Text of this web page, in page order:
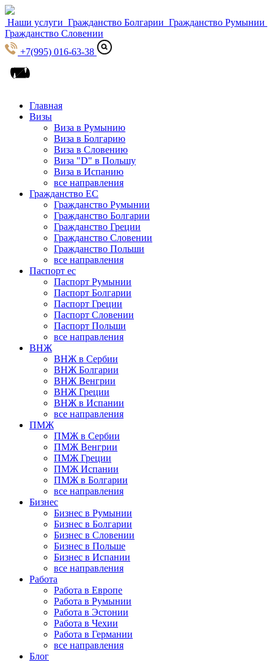
Наши услуги Гражданство Болгарии Гражданство Румынии
Гражданство Словении
+7(995) 016-63-38
Главная
Визы
Виза в Румынию
Виза в Болгарию
Виза в Словению
Виза "D" в Польшу
Виза в Испанию
все направления
Гражданство ЕС
Гражданство Румынии
Гражданство Болгарии
Гражданство Греции
Гражданство Словении
Гражданство Польши
все направления
Паспорт ес
Паспорт Румынии
Паспорт Болгарии
Паспорт Греции
Паспорт Словении
Паспорт Польши
все направления
ВНЖ
ВНЖ в Сербии
ВНЖ Болгарии
ВНЖ Венгрии
ВНЖ Греции
ВНЖ в Испании
все направления
ПМЖ
ПМЖ в Сербии
ПМЖ Венгрии
ПМЖ Греции
ПМЖ Испании
ПМЖ в Болгарии
все направления
Бизнес
Бизнес в Румынии
Бизнес в Болгарии
Бизнес в Словении
Бизнес в Польше
Бизнес в Испании
все направления
Работа
Работа в Европе
Работа в Румынии
Работа в Эстонии
Работа в Чехии
Работа в Германии
все направления
Блог